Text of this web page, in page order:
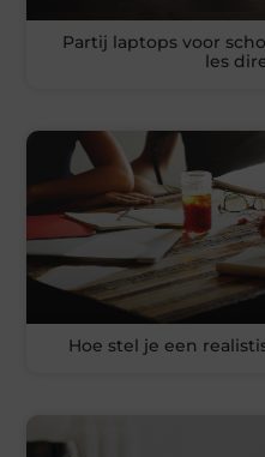
Partij laptops voor
les
Hoe stel je een